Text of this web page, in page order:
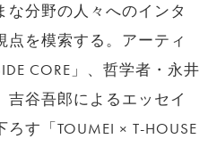
な分野の人々へのインタ
点を模索する。アーティ
CORE」、哲学者・永井
谷吾郎によるエッセイ
す「TOUMEI × T-HOUSE